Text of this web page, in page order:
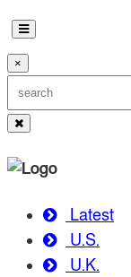
×
Latest
U.S.
U.K.